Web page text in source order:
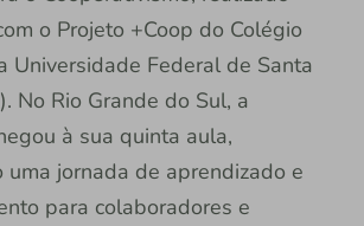
o Projeto +Coop do Colégio
Universidade Federal de Santa
No Rio Grande do Sul, a
à sua quinta aula,
uma jornada de aprendizado e
para colaboradores e